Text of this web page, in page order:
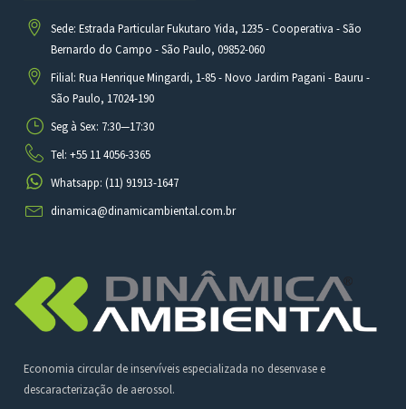
Economia circular de inservíveis especializada no desenvase e
descaracterização de aerossol.
Sede: Estrada Particular Fukutaro Yida, 1235 - Cooperativa - São
Bernardo do Campo - São Paulo, 09852-060
Filial: Rua Henrique Mingardi, 1-85 - Novo Jardim Pagani - Bauru -
São Paulo, 17024-190
Seg à Sex: 7:30—17:30
Tel: +55 11 4056-3365
Whatsapp: (11) 91913-1647
dinamica@dinamicambiental.com.br